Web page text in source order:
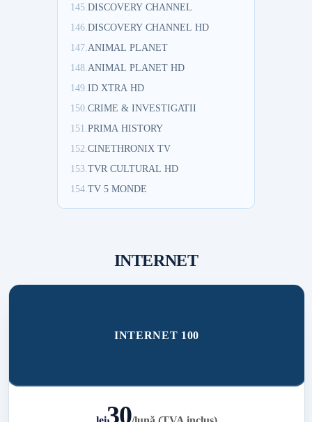
145.DISCOVERY CHANNEL
146.DISCOVERY CHANNEL HD
147. ANIMAL PLANET
148. ANIMAL PLANET HD
149.ID XTRA HD
150.CRIME & INVESTIGATII
151.PRIMA HISTORY
152.CINETHRONIX TV
153.TVR CULTURAL HD
154.TV 5 MONDE
INTERNET
INTERNET 100
30